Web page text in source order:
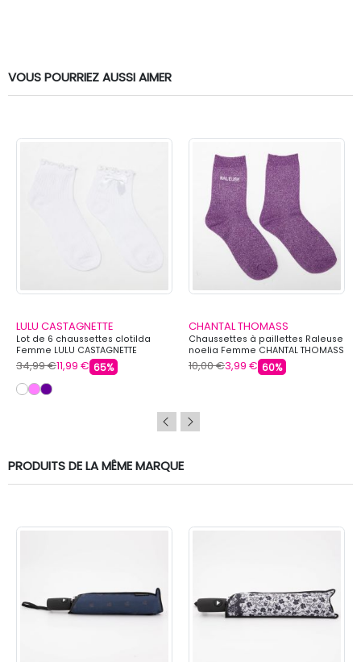
VOUS POURRIEZ AUSSI AIMER
LULU CASTAGNETTE
Lot de 6 chaussettes clotilda
Femme LULU CASTAGNETTE
34,99 €11,99 € 65%
CHANTAL THOMASS
Chaussettes à paillettes Raleuse
noelia Femme CHANTAL THOMASS
10,00 €3,99 € 60%
PRODUITS DE LA MÊME MARQUE